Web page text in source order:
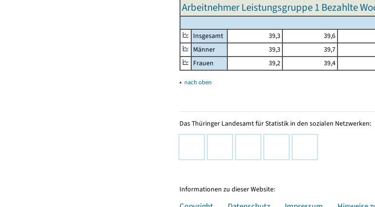
Arbeitnehmer Leistungsgruppe 1 Bezahlte
Insgesamt
39,3 39,6
Männer
39,3 39,7
Frauen
39,2 39,4
▴ nach oben
Das Thüringer Landesamt für Statistik in den sozialen Netzwerken:
Informationen zu dieser Website: